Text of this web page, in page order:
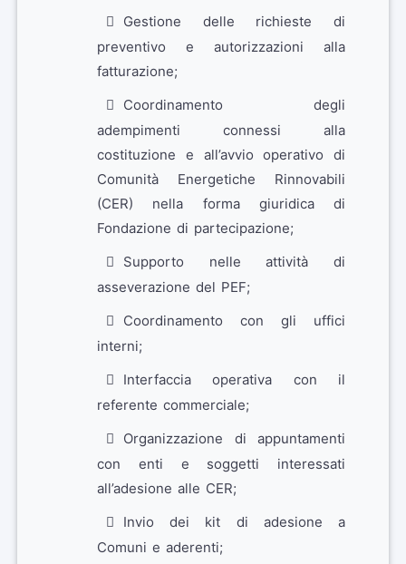
Gestione delle richieste di
preventivo e autorizzazioni alla
fatturazione;
Coordinamento degli
adempimenti connessi alla
costituzione e all’avvio operativo di
Comunità Energetiche Rinnovabili
(CER) nella forma giuridica di
Fondazione di partecipazione;
Supporto nelle attività di
asseverazione del PEF;
Coordinamento con gli uffici
interni;
Interfaccia operativa con il
referente commerciale;
Organizzazione di appuntamenti
con enti e soggetti interessati
all’adesione alle CER;
Invio dei kit di adesione a
Comuni e aderenti;